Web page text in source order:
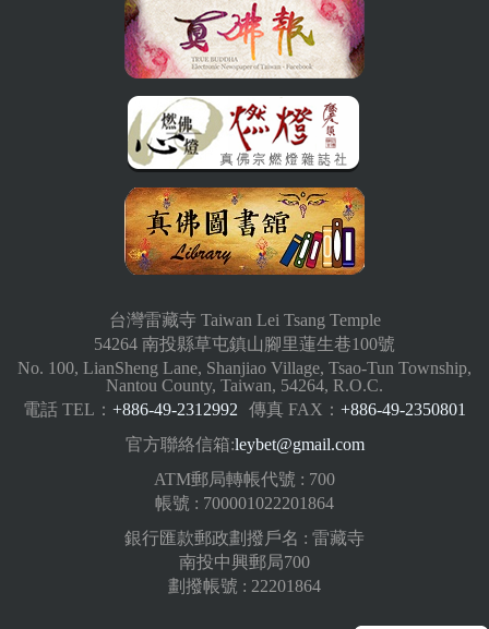
台灣雷藏寺 Taiwan Lei Tsang Temple
54264 南投縣草屯鎮山腳里蓮生巷100號
No. 100, LianSheng Lane, Shanjiao Village, Tsao-Tun Township,
Nantou County, Taiwan, 54264, R.O.C.
電話 TEL： +886-49-2312992 傳真 FAX： +886-49-2350801
官方聯絡信箱:leybet@gmail.com
ATM郵局轉帳代號 : 700
帳號 : 700001022201864
銀行匯款郵政劃撥戶名 : 雷藏寺
南投中興郵局700
劃撥帳號 : 22201864